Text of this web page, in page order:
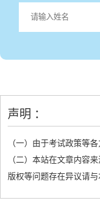
声明 ：
（一）由于考试政策等
（二）本站在文章内容
版权等问题存在异议请